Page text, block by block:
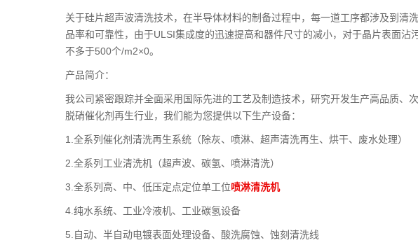
关于硅片超声波清洗技术，在半导体材料的制备过程中，每一道工序都涉及到清
品率和可靠性，由于ULSI集成度的迅速提高和器件尺寸的减小，对于晶片表面
不多于500个/m2×0。
产品简介：
我公司紧密跟踪并全面采用国际先进的工艺及制造技术，研究开发生产高品质、
脱硝催化剂再生行业，我们能为您提供以下生产设备：
1.全系列催化剂清洗再生系统（除灰、喷淋、超声清洗再生、烘干、废水处理）
2.全系列工业清洗机（超声波、碳氢、喷淋清洗）
3.全系列高、中、低压定点定位单工位喷淋清洗机
4.纯水系统、工业冷液机、工业碳氢设备
5.自动、半自动电镀表面处理设备、酸洗腐蚀、蚀刻清洗线